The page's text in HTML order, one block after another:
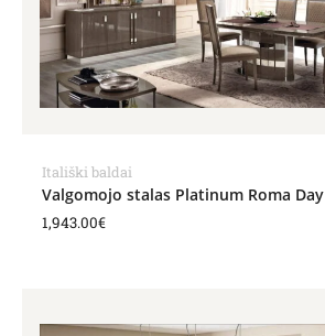
Itališki baldai
Valgomojo stalas Platinum Roma Day
1,943.00€